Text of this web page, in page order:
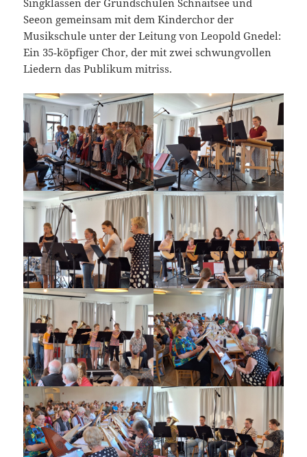
Singklassen der Grundschulen Schnaitsee und
Seeon gemeinsam mit dem Kinderchor der
Musikschule unter der Leitung von Leopold Gnedel:
Ein 35‑köpfiger Chor, der mit zwei schwungvollen
Liedern das Publikum mitriss.